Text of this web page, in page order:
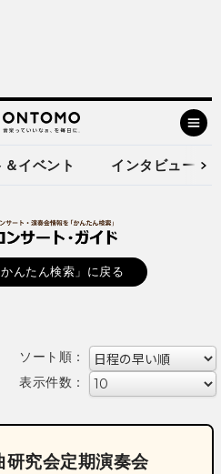
イベント インタビュー
んたん検索」に戻る
ソート順：
表示件数：
研究会定期演奏会